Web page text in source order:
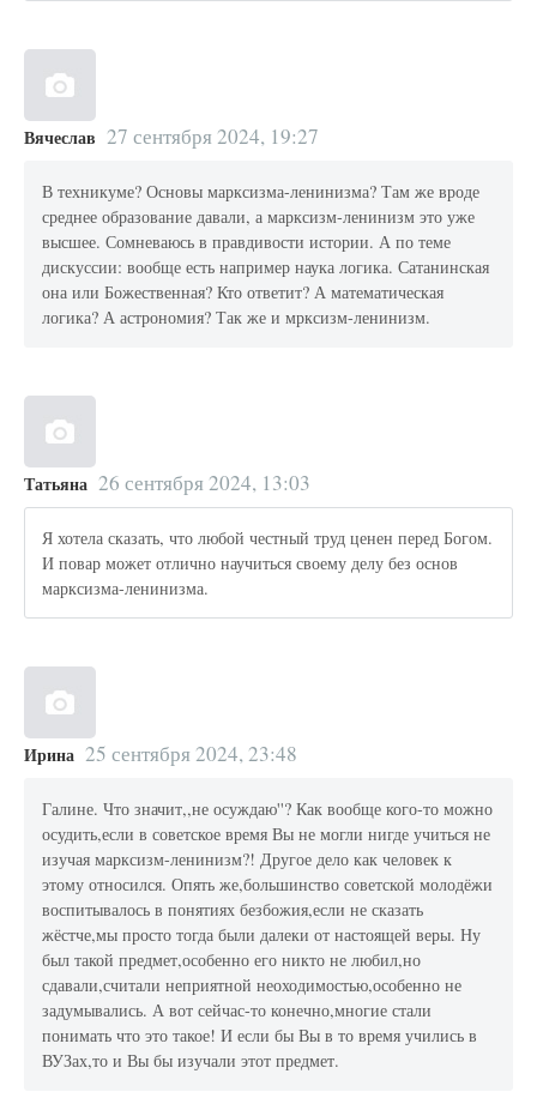
Вячеслав 27 сентября 2024, 19:27
В техникуме? Основы марксизма-ленинизма? Там же вроде
среднее образование давали, а марксизм-ленинизм это уже
высшее. Сомневаюсь в правдивости истории. А по теме
дискуссии: вообще есть например наука логика. Сатанинская
она или Божественная? Кто ответит? А математическая
логика? А астрономия? Так же и мрксизм-ленинизм.
Татьяна 26 сентября 2024, 13:03
Я хотела сказать, что любой честный труд ценен перед Богом.
И повар может отлично научиться своему делу без основ
марксизма-ленинизма.
Ирина 25 сентября 2024, 23:48
Галине. Что значит,,не осуждаю''? Как вообще кого-то можно
осудить,если в советское время Вы не могли нигде учиться не
изучая марксизм-ленинизм?! Другое дело как человек к
этому относился. Опять же,большинство советской молодёжи
воспитывалось в понятиях безбожия,если не сказать
жёстче,мы просто тогда были далеки от настоящей веры. Ну
был такой предмет,особенно его никто не любил,но
сдавали,считали неприятной неоходимостью,особенно не
задумывались. А вот сейчас-то конечно,многие стали
понимать что это такое! И если бы Вы в то время учились в
ВУЗах,то и Вы бы изучали этот предмет.